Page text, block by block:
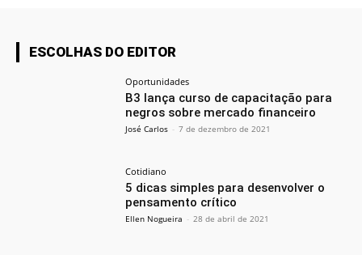
ESCOLHAS DO EDITOR
Oportunidades
B3 lança curso de capacitação para
negros sobre mercado financeiro
José Carlos - 7 de dezembro de 2021
Cotidiano
5 dicas simples para desenvolver o
pensamento crítico
Ellen Nogueira - 28 de abril de 2021